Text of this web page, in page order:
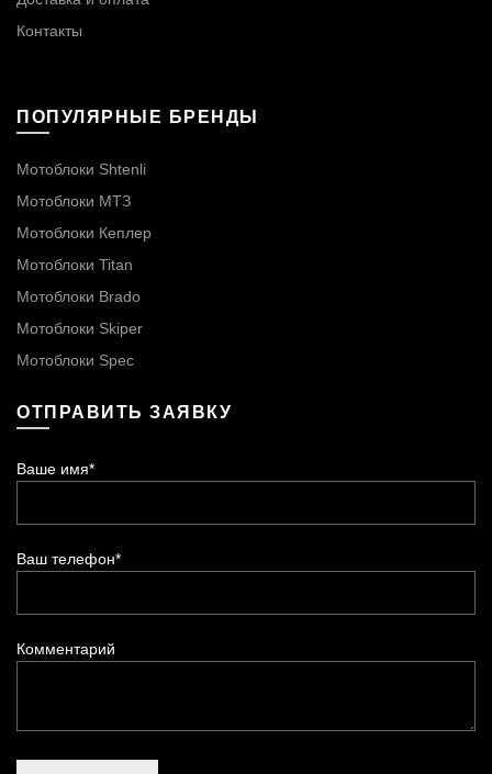
Контакты
ПОПУЛЯРНЫЕ БРЕНДЫ
Мотоблоки Shtenli
Мотоблоки МТЗ
Мотоблоки Кеплер
Мотоблоки Titan
Мотоблоки Brado
Мотоблоки Skiper
Мотоблоки Spec
ОТПРАВИТЬ ЗАЯВКУ
Ваше имя*
Ваш телефон*
Комментарий